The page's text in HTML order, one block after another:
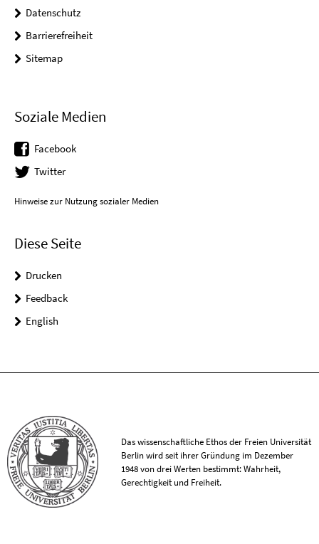
Datenschutz
Barrierefreiheit
Sitemap
Soziale Medien
Facebook
Twitter
Hinweise zur Nutzung sozialer Medien
Diese Seite
Drucken
Feedback
English
Das wissenschaftliche Ethos der Freien Universität
Berlin wird seit ihrer Gründung im Dezember
1948 von drei Werten bestimmt: Wahrheit,
Gerechtigkeit und Freiheit.